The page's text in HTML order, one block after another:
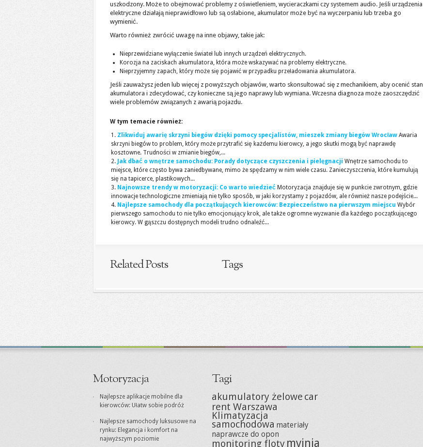
uszkodzony. Może to obejmować problemy z oświetleniem, wycieraczkami czy systemem audio. Jeśli urządzenia
elektryczne działają nieprawidłowo lub są osłabione, akumulator może być na wyczerpaniu lub trzeba go
wymienić.
Warto również zwrócić uwagę na inne objawy, takie jak:
Nieprzewidziane wyłączenie świateł lub innych urządzeń elektrycznych.
Korozja na zaciskach akumulatora, która może wskazywać na problemy elektryczne.
Nieprzyjemny zapach, który może się pojawić w przypadku przeładowania akumulatora.
Jeśli zauważysz jeden lub więcej z powyższych objawów, warto skonsultować się z mechanikiem, aby ocenić stan
akumulatora i zdecydować, czy konieczne są jego naprawy lub wymiana. Wczesna diagnoza może zaoszczędzić
wiele problemów związanych z awarią pojazdu.
W tym temacie również:
Zlikwiduj awarię skrzyni biegów dzięki pomocy specjalistów, mieszek zmiany biegów Wrocław Awaria
skrzyni biegów to problem, który może przytrafić się każdemu kierowcy, a jego skutki mogą być naprawdę
kosztowne. Trudności w zmianie biegów,...
Jak dbać o wnętrze samochodu: Porady dotyczące czyszczenia i pielęgnacji Wnętrze samochodu to
miejsce, które często bywa zaniedbywane, mimo że spędzamy w nim wiele czasu. Zanieczyszczenia, które kumulują
się na tapicerce, plastikowych...
Najnowsze trendy w motoryzacji: Co warto wiedzieć Motoryzacja znajduje się w punkcie zwrotnym, gdzie
innowacje technologiczne zmieniają nie tylko sposób, w jaki korzystamy z pojazdów, ale również nasze podejście...
Najlepsze samochody dla początkujących kierowców: Bezpieczeństwo na pierwszym miejscu Wybór
pierwszego samochodu to nie tylko emocjonujący krok, ale także ogromne wyzwanie dla każdego początkującego
kierowcy. W gąszczu dostępnych modeli trudno odnaleźć...
Related Posts Tags
Motoryzacja
Najlepsze aplikacje mobilne dla
kierowców: Ułatw sobie podróż
Najlepsze samochody luksusowe na
rynku: Elegancja i komfort na
najwyższym poziomie
Tagi
akumulatory żelowecar
rent Warszawa
Klimatyzacja
samochodowa materiały
naprawcze do opon
monitoring floty myjnia